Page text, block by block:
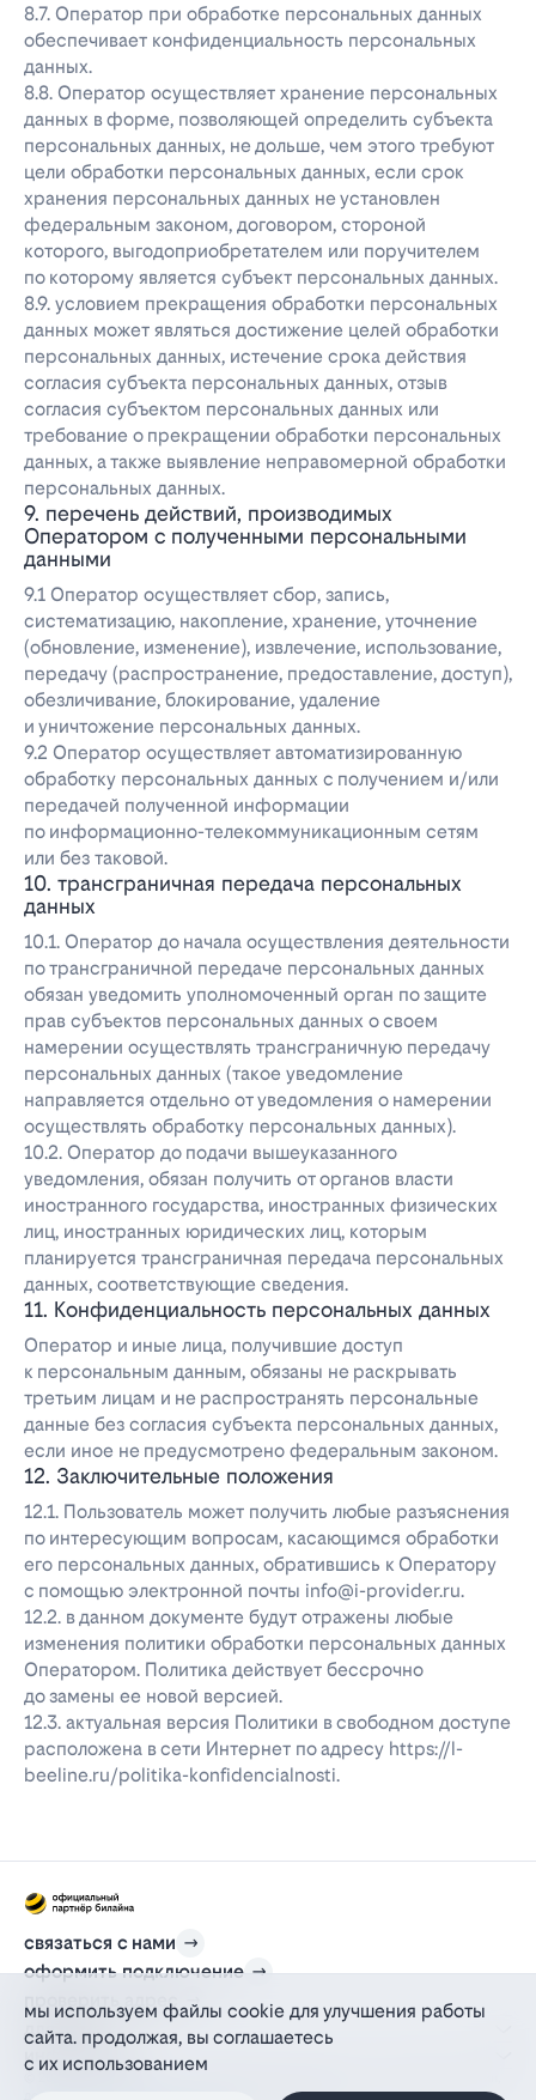
8.7. Оператор при обработке персональных данных
обеспечивает конфиденциальность персональных
данных.
8.8. Оператор осуществляет хранение персональных
данных в форме, позволяющей определить субъекта
персональных данных, не дольше, чем этого требуют
цели обработки персональных данных, если срок
хранения персональных данных не установлен
федеральным законом, договором, стороной
которого, выгодоприобретателем или поручителем
по которому является субъект персональных данных.
8.9. условием прекращения обработки персональных
данных может являться достижение целей обработки
персональных данных, истечение срока действия
согласия субъекта персональных данных, отзыв
согласия субъектом персональных данных или
требование о прекращении обработки персональных
данных, а также выявление неправомерной обработки
персональных данных.
9. перечень действий, производимых
Оператором с полученными персональными
данными
9.1 Оператор осуществляет сбор, запись,
систематизацию, накопление, хранение, уточнение
(обновление, изменение), извлечение, использование,
передачу (распространение, предоставление, доступ),
обезличивание, блокирование, удаление
и уничтожение персональных данных.
9.2 Оператор осуществляет автоматизированную
обработку персональных данных с получением и/или
передачей полученной информации
по информационно-телекоммуникационным сетям
или без таковой.
10. трансграничная передача персональных
данных
10.1. Оператор до начала осуществления деятельности
по трансграничной передаче персональных данных
обязан уведомить уполномоченный орган по защите
прав субъектов персональных данных о своем
намерении осуществлять трансграничную передачу
персональных данных (такое уведомление
направляется отдельно от уведомления о намерении
осуществлять обработку персональных данных).
10.2. Оператор до подачи вышеуказанного
уведомления, обязан получить от органов власти
иностранного государства, иностранных физических
лиц, иностранных юридических лиц, которым
планируется трансграничная передача персональных
данных, соответствующие сведения.
11. Конфиденциальность персональных данных
Оператор и иные лица, получившие доступ
к персональным данным, обязаны не раскрывать
третьим лицам и не распространять персональные
данные без согласия субъекта персональных данных,
если иное не предусмотрено федеральным законом.
12. Заключительные положения
12.1. Пользователь может получить любые разъяснения
по интересующим вопросам, касающимся обработки
его персональных данных, обратившись к Оператору
с помощью электронной почты info@i-provider.ru.
12.2. в данном документе будут отражены любые
изменения политики обработки персональных данных
Оператором. Политика действует бессрочно
до замены ее новой версией.
12.3. актуальная версия Политики в свободном доступе
расположена в сети Интернет по адресу https://l-
beeline.ru/politika-konfidencialnosti.
связаться с нами
оформить подключение
проверить адрес
для дома
информация
действующий на основании агентского договора
мы используем файлы cookie для улучшения работы
сайта. продолжая, вы соглашаетесь
с их использованием